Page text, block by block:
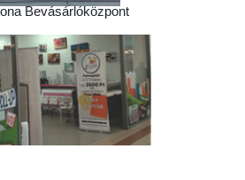
Bevásárlóközpont